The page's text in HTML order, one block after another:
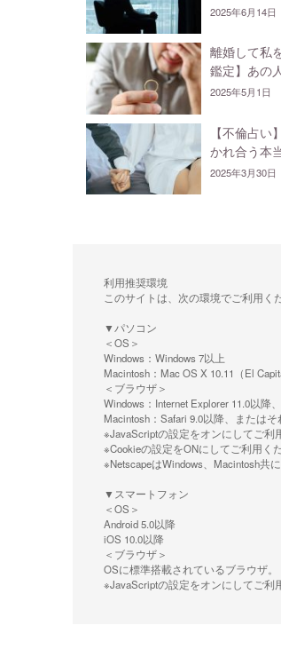
2025年6月14日
離婚して私
鑑定】あの
2025年5月1日
【不倫占
かれ合う本
2025年3月30日
利用推奨環境
このサイトは、次の環境でご利用く
▼パソコン
＜OS＞
Windows：Windows 7以上
Macintosh：Mac OS X 10.11（El
＜ブラウザ＞
Windows：Internet Explorer 11.0以降
Macintosh：Safari 9.0以降、またはそ
※JavaScriptの設定をオンにしてご利
※Cookieの設定をONにしてご利用くだ
※NetscapeはWindows、Macintosh共
▼スマートフォン
＜OS＞
Android 5.0以降
iOS 10.0以降
＜ブラウザ＞
OSに標準搭載されているブラウザ。
※JavaScriptの設定をオンにしてご利